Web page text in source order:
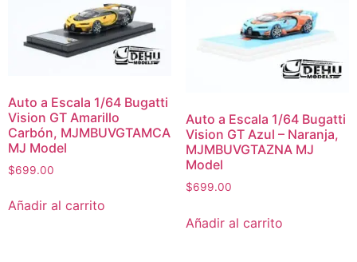
Auto a Escala 1/64 Bugatti
Vision GT Amarillo
Carbón, MJMBUVGTAMCA
MJ Model
$699.00
Añadir al carrito
Auto a Escala 1/64 Bugatti
Vision GT Azul – Naranja,
MJMBUVGTAZNA MJ
Model
$699.00
Añadir al carrito